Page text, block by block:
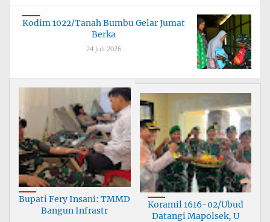
Kodim 1022/Tanah Bumbu Gelar Jumat
Berka
24 Juli 2026
Bupati Fery Insani: TMMD
Bangun Infrastr
Koramil 1616-02/Ubud
Datangi Mapolsek, U